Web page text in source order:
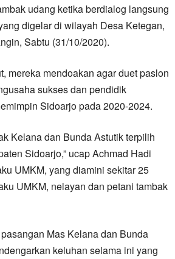
udang ketika berdialog langsung
digelar di wilayah Desa Ketegan,
Sabtu (31/10/2020).
mereka mendoakan agar duet paslon
sukses dan pendidik
Sidoarjo pada 2020-2024.
Kelana dan Bunda Astutik terpilih
Sidoarjo,” ucap Achmad Hadi
UMKM, yang diamini sekitar 25
UMKM, nelayan dan petani tambak
Mas Kelana dan Bunda
keluhan selama ini yang